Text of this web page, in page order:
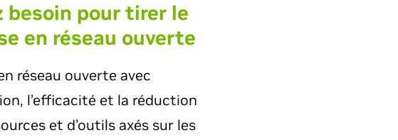
besoin pour tirer le
en réseau ouverte
réseau ouverte avec
l’efficacité et la réduction
et d’outils axés sur les